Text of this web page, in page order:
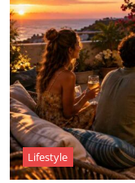
Lifestyle